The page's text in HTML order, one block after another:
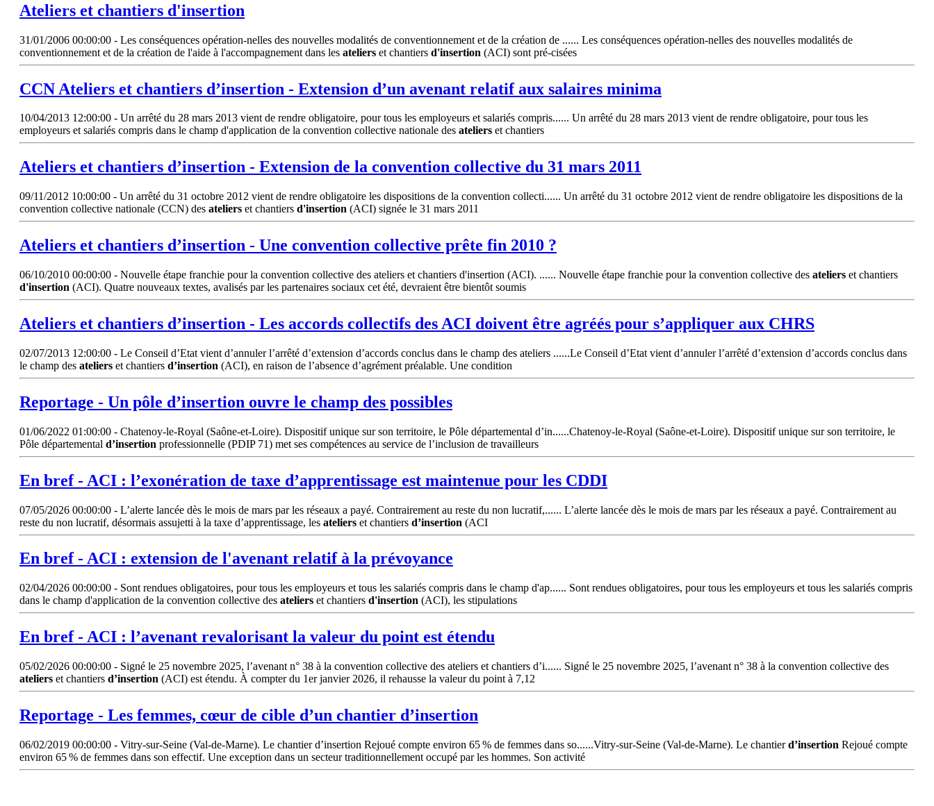
Ateliers et chantiers d'insertion
31/01/2006 00:00:00 - Les conséquences opération-nelles des nouvelles modalités de conventionnement et de la création de ...... Les conséquences opération-nelles des nouvelles modalités de
conventionnement et de la création de l'aide à l'accompagnement dans les ateliers et chantiers d'insertion (ACI) sont pré-cisées
CCN Ateliers et chantiers d’insertion - Extension d’un avenant relatif aux salaires minima
10/04/2013 12:00:00 - Un arrêté du 28 mars 2013 vient de rendre obligatoire, pour tous les employeurs et salariés compris...... Un arrêté du 28 mars 2013 vient de rendre obligatoire, pour tous les
employeurs et salariés compris dans le champ d'application de la convention collective nationale des ateliers et chantiers
Ateliers et chantiers d’insertion - Extension de la convention collective du 31 mars 2011
09/11/2012 10:00:00 - Un arrêté du 31 octobre 2012 vient de rendre obligatoire les dispositions de la convention collecti...... Un arrêté du 31 octobre 2012 vient de rendre obligatoire les dispositions de la
convention collective nationale (CCN) des ateliers et chantiers d'insertion (ACI) signée le 31 mars 2011
Ateliers et chantiers d’insertion - Une convention collective prête fin 2010 ?
06/10/2010 00:00:00 - Nouvelle étape franchie pour la convention collective des ateliers et chantiers d'insertion (ACI). ...... Nouvelle étape franchie pour la convention collective des ateliers et chantiers
d'insertion (ACI). Quatre nouveaux textes, avalisés par les partenaires sociaux cet été, devraient être bientôt soumis
Ateliers et chantiers d’insertion - Les accords collectifs des ACI doivent être agréés pour s’appliquer aux CHRS
02/07/2013 12:00:00 - Le Conseil d’Etat vient d’annuler l’arrêté d’extension d’accords conclus dans le champ des ateliers ......Le Conseil d’Etat vient d’annuler l’arrêté d’extension d’accords conclus dans
le champ des ateliers et chantiers d’insertion (ACI), en raison de l’absence d’agrément préalable. Une condition
Reportage - Un pôle d’insertion ouvre le champ des possibles
01/06/2022 01:00:00 - Chatenoy-le-Royal (Saône-et-Loire). Dispositif unique sur son territoire, le Pôle départemental d’in......Chatenoy-le-Royal (Saône-et-Loire). Dispositif unique sur son territoire, le
Pôle départemental d’insertion professionnelle (PDIP 71) met ses compétences au service de l’inclusion de travailleurs
En bref - ACI : l’exonération de taxe d’apprentissage est maintenue pour les CDDI
07/05/2026 00:00:00 - L’alerte lancée dès le mois de mars par les réseaux a payé. Contrairement au reste du non lucratif,...... L’alerte lancée dès le mois de mars par les réseaux a payé. Contrairement au
reste du non lucratif, désormais assujetti à la taxe d’apprentissage, les ateliers et chantiers d’insertion (ACI
En bref - ACI : extension de l'avenant relatif à la prévoyance
02/04/2026 00:00:00 - Sont rendues obligatoires, pour tous les employeurs et tous les salariés compris dans le champ d'ap...... Sont rendues obligatoires, pour tous les employeurs et tous les salariés compris
dans le champ d'application de la convention collective des ateliers et chantiers d'insertion (ACI), les stipulations
En bref - ACI : l’avenant revalorisant la valeur du point est étendu
05/02/2026 00:00:00 - Signé le 25 novembre 2025, l’avenant n° 38 à la convention collective des ateliers et chantiers d’i...... Signé le 25 novembre 2025, l’avenant n° 38 à la convention collective des
ateliers et chantiers d’insertion (ACI) est étendu. À compter du 1er janvier 2026, il rehausse la valeur du point à 7,12
Reportage - Les femmes, cœur de cible d’un chantier d’insertion
06/02/2019 00:00:00 - Vitry-sur-Seine (Val-de-Marne). Le chantier d’insertion Rejoué compte environ 65 % de femmes dans so......Vitry-sur-Seine (Val-de-Marne). Le chantierd’insertion Rejoué compte
environ 65 % de femmes dans son effectif. Une exception dans un secteur traditionnellement occupé par les hommes. Son activité